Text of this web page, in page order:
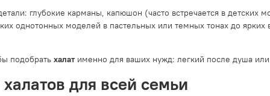
глубокие карманы, капюшон (часто встречается в детских
однотонных моделей в пастельных или темных тонах до
подобрать халатименно для ваших нужд: легкий после душа
для всей семьи